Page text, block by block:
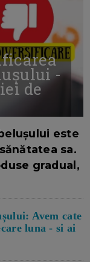
-
de
este
sa.
gradual,
Avem cate
luna - si ai